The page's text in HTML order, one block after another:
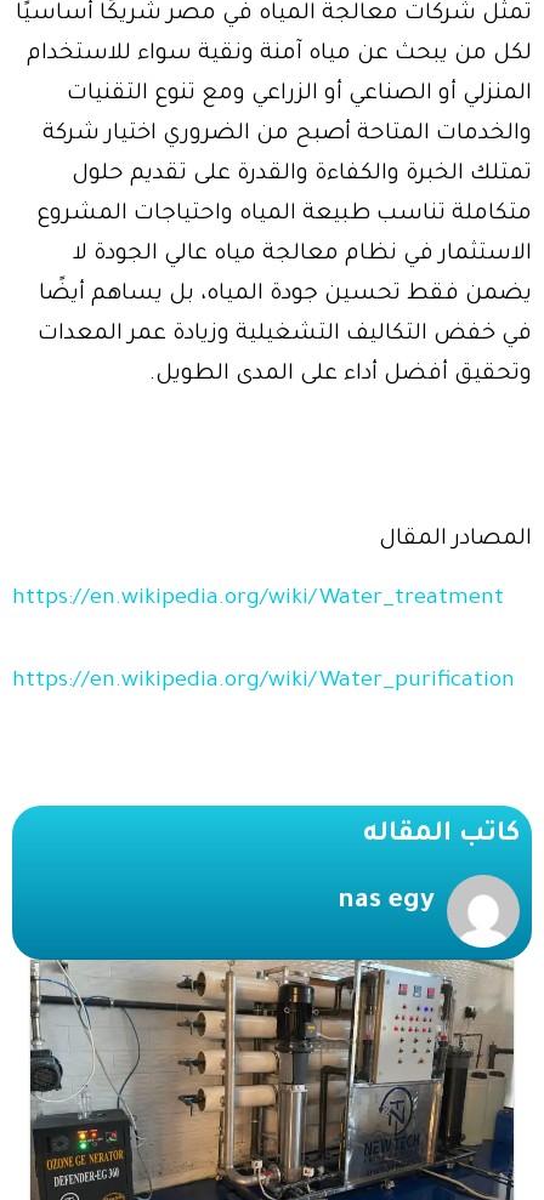
تمثل شركات معالجة المياه في مصر شريكًا أساسيًا
لكل من يبحث عن مياه آمنة ونقية سواء للاستخدام
المنزلي أو الصناعي أو الزراعي ومع تنوع التقنيات
والخدمات المتاحة أصبح من الضروري اختيار شركة
تمتلك الخبرة والكفاءة والقدرة على تقديم حلول
متكاملة تناسب طبيعة المياه واحتياجات المشروع
الاستثمار في نظام معالجة مياه عالي الجودة لا
يضمن فقط تحسين جودة المياه، بل يساهم أيضًا
في خفض التكاليف التشغيلية وزيادة عمر المعدات
وتحقيق أفضل أداء على المدى الطويل.
المصادر المقال
https://en.wikipedia.org/wiki/Water_treatment
https://en.wikipedia.org/wiki/Water_purification
كاتب المقاله
nas egy